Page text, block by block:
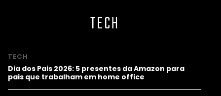
TECH
TECH
Dia dos Pais 2026: 5 presentes da Amazon para
pais que trabalham em home office